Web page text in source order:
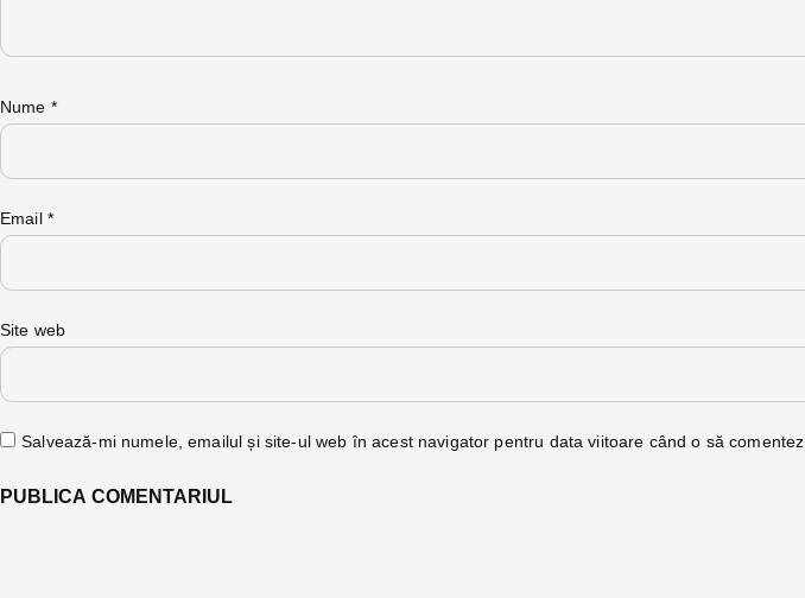
Nume *
Email *
Site web
Salvează-mi numele, emailul și site-ul web în acest navigator pentru data viitoare când o să comentez.